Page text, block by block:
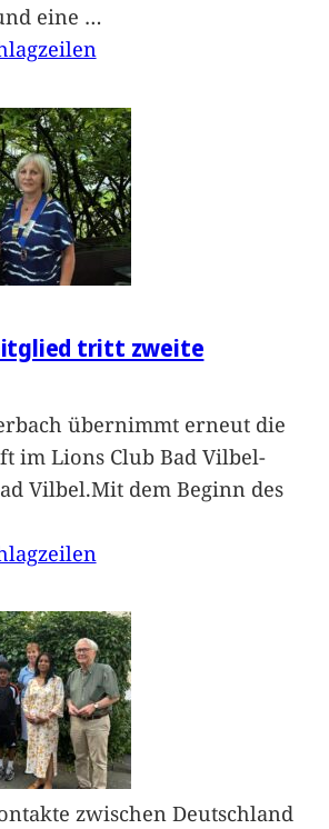
eine …
tritt zweite
übernimmt erneut die
im Lions Club Bad Vilbel-
Vilbel.Mit dem Beginn des
zwischen Deutschland